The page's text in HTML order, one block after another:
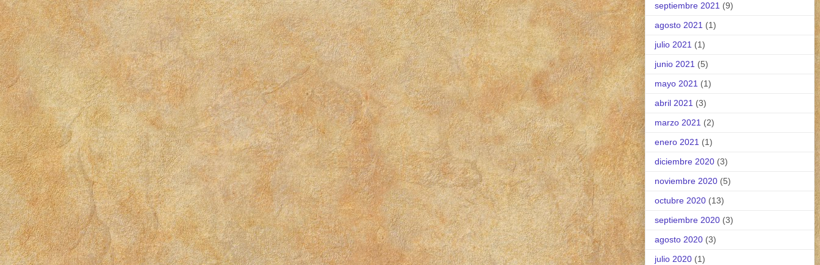
septiembre 2021 (9)
agosto 2021 (1)
julio 2021 (1)
junio 2021 (5)
mayo 2021 (1)
abril 2021 (3)
marzo 2021 (2)
enero 2021 (1)
diciembre 2020 (3)
noviembre 2020 (5)
octubre 2020 (13)
septiembre 2020 (3)
agosto 2020 (3)
julio 2020 (1)